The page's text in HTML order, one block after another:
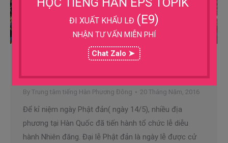
Lễ diễu hành Liên đăng ngày Phật Đản
Thông tin Hàn Quốc
By Trung tâm tiếng Hàn Phương Đông 20 Tháng Năm, 2016
Để kỉ niệm ngày Phật đản( ngày 14/5), nhiều địa
phương tại Hàn Quốc đã tiến hành tổ chức lễ diễu
hành Nhiên đăng. Đại lễ Phật đản là ngày lễ được cử
ĐI XUẤT KHẨU LĐ (E9)
NHẬN TƯ VẤN MIỄN PHÍ
Chat Zalo ➤